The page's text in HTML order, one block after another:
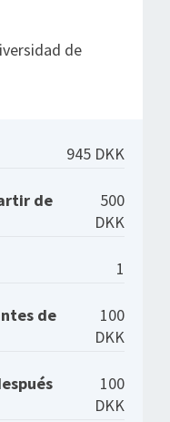
de
945 DKK
de
500
DKK
1
de
100
DKK
100
DKK